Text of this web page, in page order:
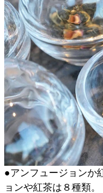
●アンフュージョンか
ョンや紅茶は８種類。